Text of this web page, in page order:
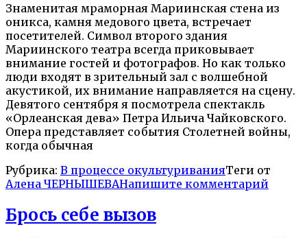
Знаменитая мраморная Мариинская стена из
оникса, камня медового цвета, встречает
посетителей. Символ второго здания
Мариинского театра всегда приковывает
внимание гостей и фотографов. Но как только
люди входят в зрительный зал с волшебной
акустикой, их внимание направляется на сцену.
Девятого сентября я посмотрела спектакль
«Орлеанская дева» Петра Ильича Чайковского.
Опера представляет события Столетней войны,
когда обычная
Рубрика: В процессе окультуриванияТеги от
Алена ЧЕРНЫШЕВАНапишите комментарий
Брось себе вызов